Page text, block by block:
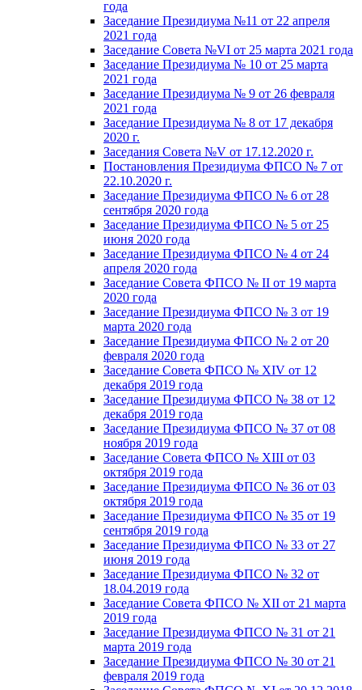
года
Заседание Президиума №11 от 22 апреля
2021 года
Заседание Совета №VI от 25 марта 2021 года
Заседание Президиума № 10 от 25 марта
2021 года
Заседание Президиума № 9 от 26 февраля
2021 года
Заседание Президиума № 8 от 17 декабря
2020 г.
Заседания Совета №V от 17.12.2020 г.
Постановления Президиума ФПСО № 7 от
22.10.2020 г.
Заседание Президиума ФПСО № 6 от 28
сентября 2020 года
Заседание Президиума ФПСО № 5 от 25
июня 2020 года
Заседание Президиума ФПСО № 4 от 24
апреля 2020 года
Заседание Совета ФПСО № II от 19 марта
2020 года
Заседание Президиума ФПСО № 3 от 19
марта 2020 года
Заседание Президиума ФПСО № 2 от 20
февраля 2020 года
Заседание Совета ФПСО № XIV от 12
декабря 2019 года
Заседание Президиума ФПСО № 38 от 12
декабря 2019 года
Заседание Президиума ФПСО № 37 от 08
ноября 2019 года
Заседание Совета ФПСО № XIII от 03
октября 2019 года
Заседание Президиума ФПСО № 36 от 03
октября 2019 года
Заседание Президиума ФПСО № 35 от 19
сентября 2019 года
Заседание Президиума ФПСО № 33 от 27
июня 2019 года
Заседание Президиума ФПСО № 32 от
18.04.2019 года
Заседание Совета ФПСО № XII от 21 марта
2019 года
Заседание Президиума ФПСО № 31 от 21
марта 2019 года
Заседание Президиума ФПСО № 30 от 21
февраля 2019 года